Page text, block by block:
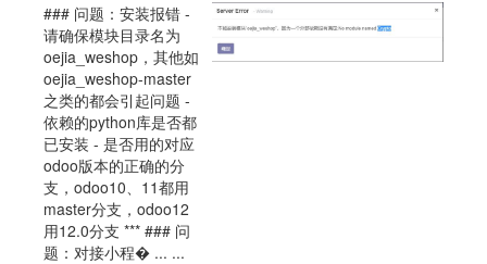
### 问题：安装报错 -
请确保模块目录名为
oejia_weshop，其他如
oejia_weshop-master
之类的都会引起问题 -
依赖的python库是否都
已安装 - 是否用的对应
odoo版本的正确的分
支，odoo10、11都用
master分支，odoo12
用12.0分支 *** ### 问
题：对接小程� ... ...